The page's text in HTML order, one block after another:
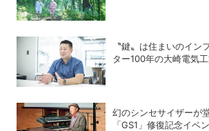
〝鍵〟は住まいのイン
ター100年の大崎電気
幻のシンセサイザーが
「GS1」修復記念イベ